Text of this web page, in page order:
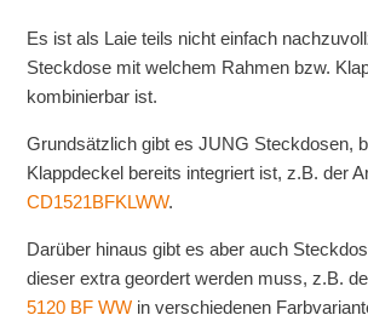
Es ist als Laie teils nicht einfach
Steckdose mit welchem Rahmen bzw.
kombinierbar ist.
Grundsätzlich gibt es JUNG Steckdosen,
Klappdeckel bereits integriert ist, z.B. der
CD1521BFKLWW.
Darüber hinaus gibt es aber auch
dieser extra geordert werden muss, z.B.
5120 BF WW in verschiedenen